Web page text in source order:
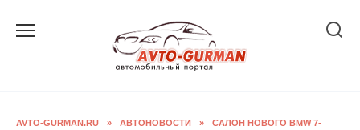
AVTO-GURMAN.RU » АВТОНОВОСТИ »
САЛОН НОВОГО BMW 7-